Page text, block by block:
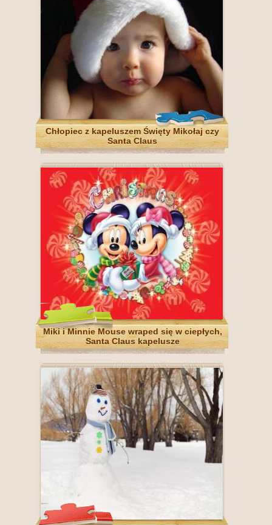
Chłopiec z kapeluszem Święty Mikołaj czy
Santa Claus
Miki i Minnie Mouse wraped się w ciepłych,
Santa Claus kapelusze